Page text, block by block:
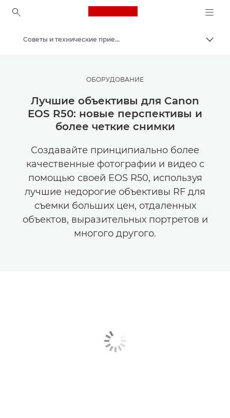
Canon Logo, back to
Мастерская творчества | Советы по фотографии и печати и руководства для покупателей
Советы и технические приемы по фотографии и печати
ОБОРУДОВАНИЕ
Лучшие объективы для Canon
EOS R50: новые перспективы и
более четкие снимки
Создавайте принципиально более
качественные фотографии и видео с
помощью своей EOS R50, используя
лучшие недорогие объективы RF для
съемки больших цен, отдаленных
объектов, выразительных портретов и
многого другого.